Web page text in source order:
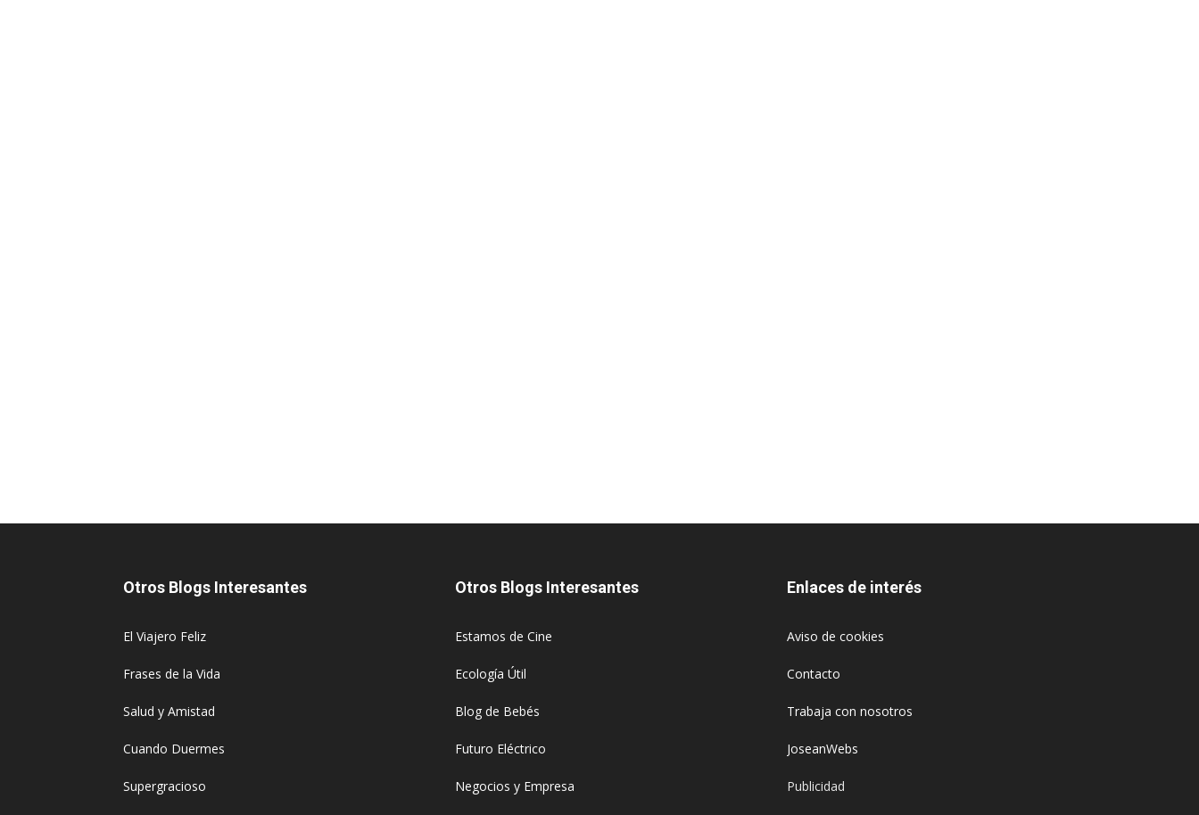
Otros Blogs Interesantes
El Viajero Feliz
Frases de la Vida
Salud y Amistad
Cuando Duermes
Supergracioso
Otros Blogs Interesantes
Estamos de Cine
Ecología Útil
Blog de Bebés
Futuro Eléctrico
Negocios y Empresa
Enlaces de interés
Aviso de cookies
Contacto
Trabaja con nosotros
JoseanWebs
Publicidad